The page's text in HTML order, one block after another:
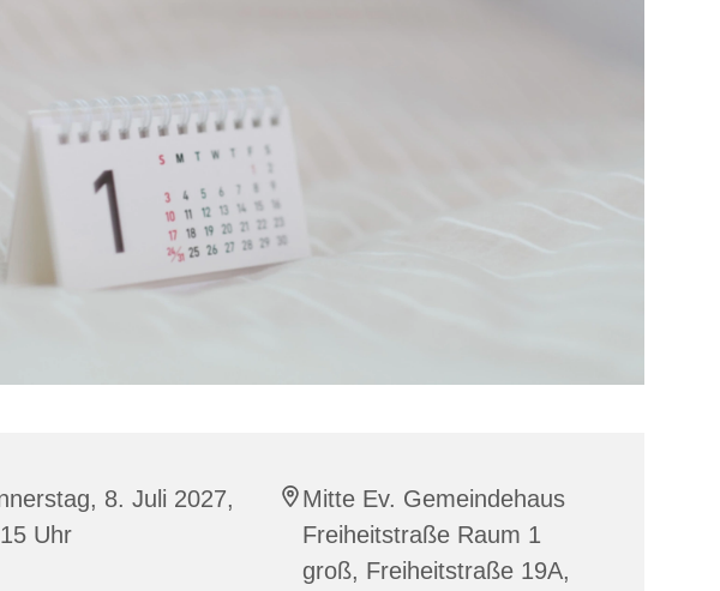
8. Juli 2027,
Uhr
Mitte Ev. Gemeindehaus
Freiheitstraße Raum 1
groß, Freiheitstraße 19A,